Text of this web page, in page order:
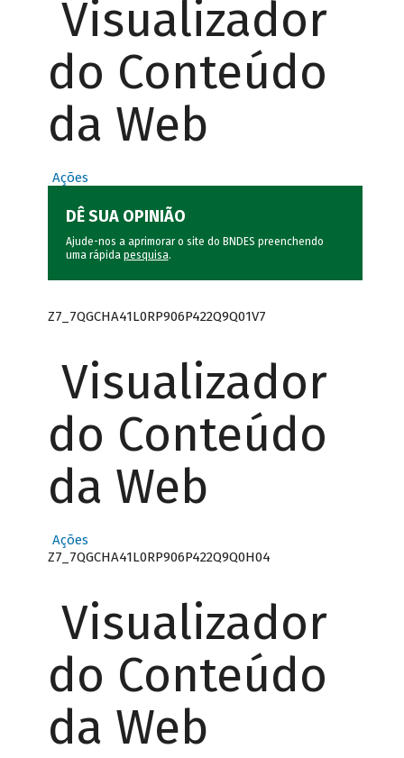
Visualizador
do Conteúdo
da Web
Ações
DÊ SUA OPINIÃO
Ajude-nos a aprimorar o site do BNDES preenchendo
uma rápida pesquisa.
Z7_7QGCHA41L0RP906P422Q9Q01V7
Visualizador
do Conteúdo
da Web
Ações
Z7_7QGCHA41L0RP906P422Q9Q0H04
Visualizador
do Conteúdo
da Web